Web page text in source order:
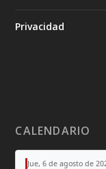
Privacidad
CALENDARIO
Jue, 6 de agosto de